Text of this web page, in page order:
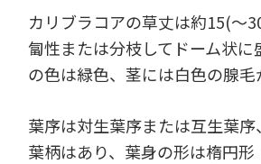
カリブラコアの草丈は約15(～
匐性または分枝してドーム状に
の色は緑色、茎には白色の腺毛
葉序は対生葉序または互生葉序
葉柄はあり、葉身の形は楕円形